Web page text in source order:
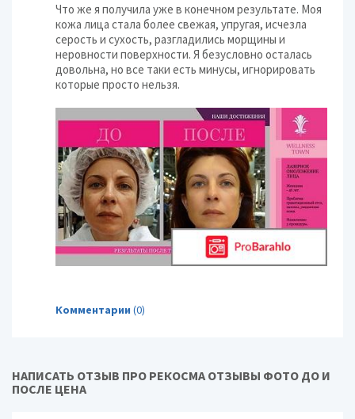
Что же я получила уже в конечном результате. Моя
кожа лица стала более свежая, упругая, исчезла
серость и сухость, разгладились морщины и
неровности поверхности. Я безусловно осталась
довольна, но все таки есть минусы, игнорировать
которые просто нельзя.
Комментарии (0)
НАПИСАТЬ ОТЗЫВ ПРО РЕКОСМА ОТЗЫВЫ ФОТО ДО И
ПОСЛЕ ЦЕНА